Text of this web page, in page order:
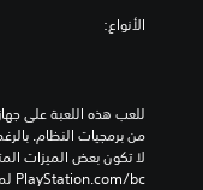
الأنواع:
‎PlayStation.com/bc لمزيد من التفاصيل.